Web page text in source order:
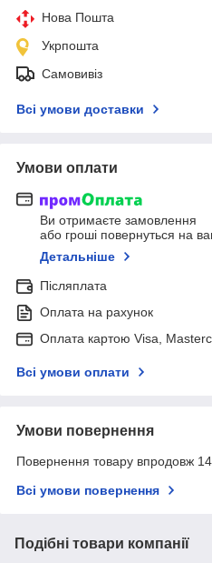
Нова Пошта
Укрпошта
Самовивіз
Всі умови доставки
Умови оплати
Ви отримаєте замовлення
або гроші повернуться на
Детальніше
Післяплата
Оплата на рахунок
Оплата картою Visa,
Всі умови оплати
Умови повернення
Повернення товару впродовж
Всі умови повернення
Подібні товари компанії